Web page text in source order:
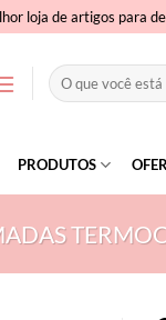
loja de artigos para
Pesquisar
por:
PRODUTOS